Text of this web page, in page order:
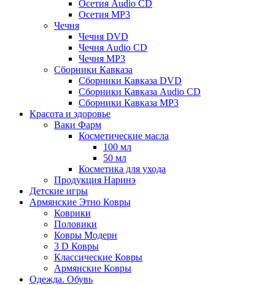
Осетия Audio CD
Осетия MP3
Чечня
Чечня DVD
Чечня Audio CD
Чечня MP3
Сборники Кавказа
Сборники Кавказа DVD
Сборники Кавказа Audio CD
Сборники Кавказа MP3
Красота и здоровье
Ваки Фарм
Косметические масла
100 мл
50 мл
Косметика для ухода
Продукция Наринэ
Детские игры
Армянские Этно Ковры
Коврики
Половики
Ковры Модерн
3 D Ковры
Классические Ковры
Армянские Ковры
Одежда. Обувь